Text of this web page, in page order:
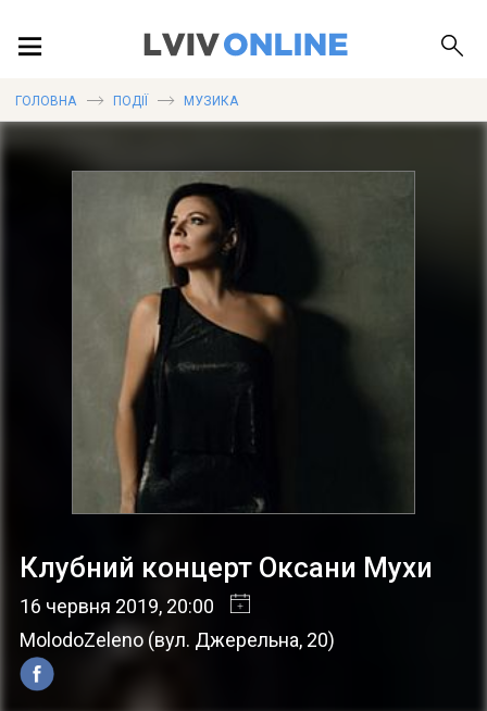
ДОВІДКА
ГОЛОВНА ПОДІЇ МУЗИКА
Клубний концерт Оксани Мухи
16 червня 2019, 20:00
MolodoZeleno (вул. Джерельна, 20)